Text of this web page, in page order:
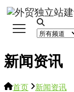
新闻资讯
首页
新闻资讯